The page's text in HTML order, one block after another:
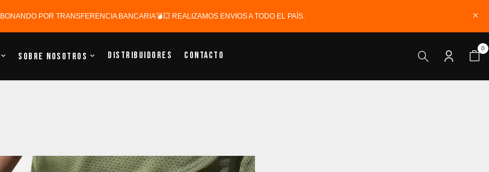
POR TRANSFERENCIA BANCARIA💣💥 REALIZAMOS ENVIOS A TODO EL PAÍS.
Sobre Nosotros Distribuidores Contacto
0